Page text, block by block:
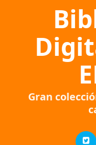
Gran